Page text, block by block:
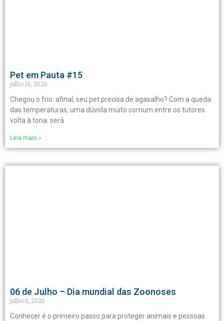
Pet em Pauta #15
julho 16, 2026
Chegou o frio: afinal, seu pet precisa de agasalho? Com a queda
das temperaturas, uma dúvida muito comum entre os tutores
volta à tona: será
Leia mais »
06 de Julho – Dia mundial das Zoonoses
julho 6, 2026
Conhecer é o primeiro passo para proteger animais e pessoas